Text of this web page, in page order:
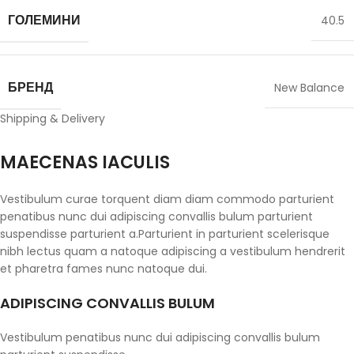
ГОЛЕМИНИ 40.5
БРЕНД
New Balance
Shipping & Delivery
MAECENAS IACULIS
Vestibulum curae torquent diam diam commodo parturient
penatibus nunc dui adipiscing convallis bulum parturient
suspendisse parturient a.Parturient in parturient scelerisque
nibh lectus quam a natoque adipiscing a vestibulum hendrerit
et pharetra fames nunc natoque dui.
ADIPISCING CONVALLIS BULUM
Vestibulum penatibus nunc dui adipiscing convallis bulum